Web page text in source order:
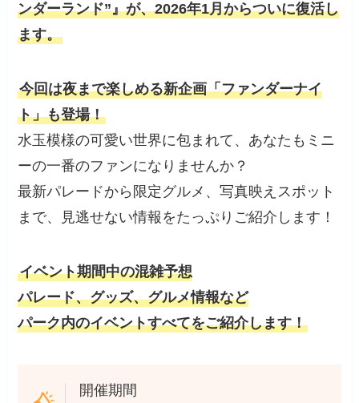
ンダーランド”』が、2026年1月からついに復活し
ます。
今回は夜まで楽しめる新企画「ファンダーナイ
ト」も登場！
水玉模様の可愛い世界に包まれて、あなたもミニ
ーの一番のファンになりませんか？
最新パレードから限定グルメ、写真映えスポット
まで、見逃せない情報をたっぷりご紹介します！
イベント期間中の混雑予想
パレード、グッズ、グルメ情報など
パーク内のイベントすべてをご紹介します！
開催期間